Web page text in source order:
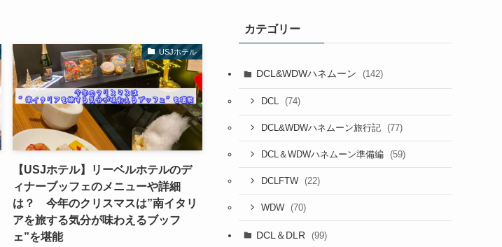
USJホテル
【USJホテル】リーベルホテルのデ
ィナーブッフェのメニューや詳細
は？ 今年のクリスマスは”南イタリ
アを旅する気分が味わえるブッフ
ェ”を堪能
カテゴリー
DCL&WDWハネムーン (142)
DCL (74)
DCL&WDWハネムーン旅行記 (77)
DCL＆WDWハネムーン準備編 (59)
DCLFTW (22)
WDW (70)
DCL＆DLR (99)